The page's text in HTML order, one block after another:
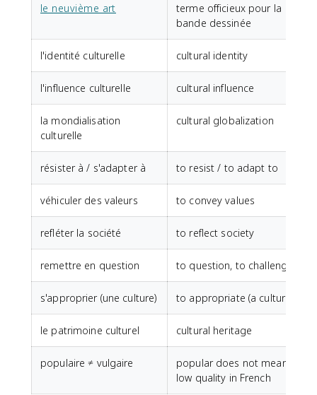
le neuvième art
terme officieux pour la
bande dessinée
l'identité culturelle cultural identity
l'influence culturelle cultural influence
la mondialisation
culturelle
cultural globalization
résister à / s'adapter à to resist / to adapt to
véhiculer des valeurs to convey values
refléter la société to reflect society
remettre en question to question, to challenge
s'approprier (une culture) to appropriate (a culture)
le patrimoine culturel cultural heritage
populaire ≠ vulgaire
popular does not mean
low quality in French